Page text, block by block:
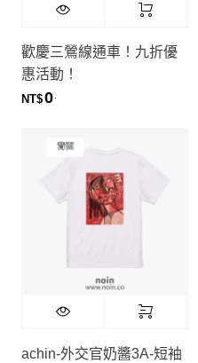
歡慶三鶯線通車！九折優
惠活動！
NT$0
achin-外交官奶醬3A-短袖